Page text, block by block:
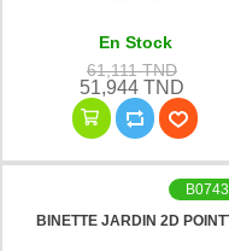
En Stock
61,111 TND
51,944 TND
BINETTE JARDIN 2D
B0743